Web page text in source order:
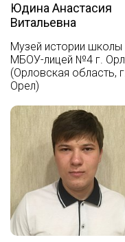
Юдина Анастасия
Витальевна
Музей истории школы
МБОУ-лицей №4 г.
(Орловская область,
Орел)